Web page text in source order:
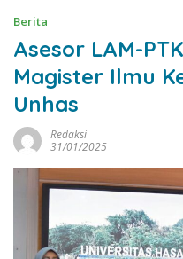
Berita
Asesor LAM-
Magister Ilmu
Unhas
Redaksi
31/01/2025